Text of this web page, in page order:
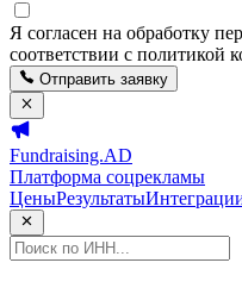
Я согласен на обработку
соответствии с политикой
Отправить заявку
Fundraising.AD
Платформа соцрекламы
ЦеныРезультаты